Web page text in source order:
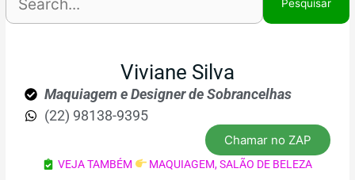
Viviane Silva
Maquiagem e Designer de Sobrancelhas
(22) 98138-9395
Chamar no ZAP
VEJA TAMBÉM MAQUIAGEM,SALÃO DE BELEZA